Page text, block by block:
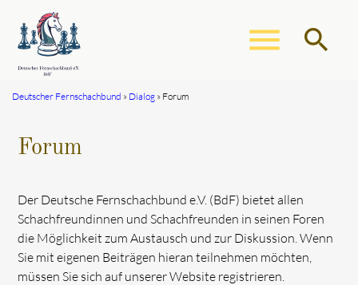
menu search
Deutscher Fernschachbund Dialog Forum
Forum
Der Deutsche Fernschachbund e.V. (BdF) bietet allen
Schachfreundinnen und Schachfreunden in seinen Foren
die Möglichkeit zum Austausch und zur Diskussion. Wenn
Sie mit eigenen Beiträgen hieran teilnehmen möchten,
müssen Sie sich auf unserer Website registrieren.